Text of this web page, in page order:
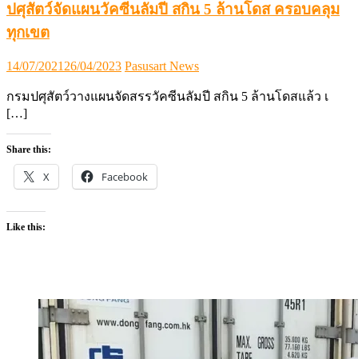
ปศุสัตว์จัดแผนวัคซีนลัมปี สกิน 5 ล้านโดส ครอบคลุม
ทุกเขต
Posted
14/07/2021 26/04/2023 Author
Pasusart News
กรมปศุสัตว์วางแผนจัดสรรวัคซีนลัมปี สกิน 5 ล้านโดสแล้ว เ
[…]
Share this:
X Facebook
Like this: